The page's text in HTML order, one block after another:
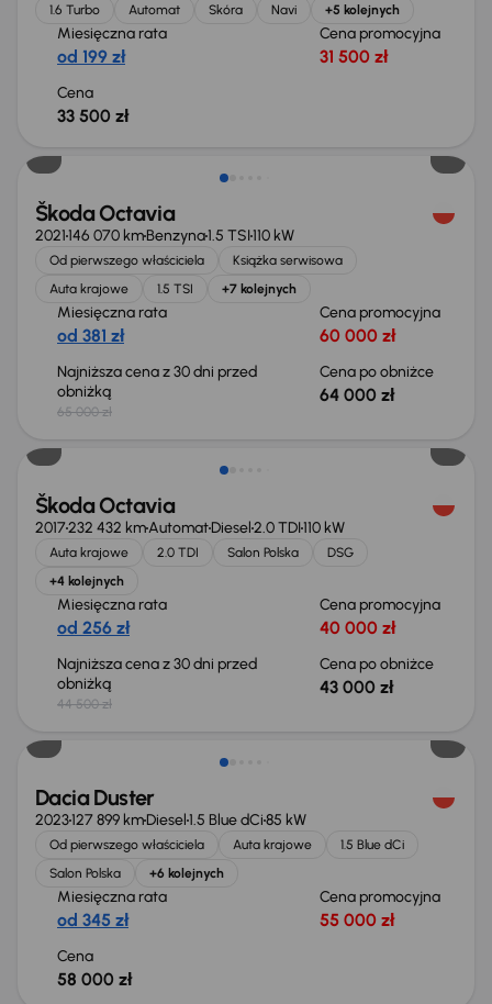
1.6 Turbo Automat Skóra Navi +5 kolejnych
Miesięczna rata
od 199 zł
Cena promocyjna
31 500 zł
Cena
33 500 zł
Taniej o 1 000 zł
Škoda Octavia
2021146 070 kmBenzyna1.5 TSI110 kW
Od pierwszego właściciela
Książka serwisowa
Auta krajowe
1.5 TSI +7 kolejnych
Miesięczna rata
od 381 zł
Cena promocyjna
60 000 zł
Najniższa cena z 30 dni przed
obniżką
65 000 zł
Cena po obniżce
64 000 zł
Taniej o 1 500 zł
Škoda Octavia
2017232 432 kmAutomatDiesel2.0 TDI110 kW
Auta krajowe 2.0 TDI Salon Polska
DSG
+4 kolejnych
Miesięczna rata
od 256 zł
Cena promocyjna
40 000 zł
Najniższa cena z 30 dni przed
obniżką
44 500 zł
Cena po obniżce
43 000 zł
Możliwość odliczenia VAT
Dacia Duster
2023127 899 kmDiesel1.5 Blue dCi85 kW
Od pierwszego właściciela Auta krajowe
1.5 Blue dCi
Salon Polska
+6 kolejnych
Miesięczna rata
od 345 zł
Cena promocyjna
55 000 zł
Cena
58 000 zł
Taniej o 700 zł